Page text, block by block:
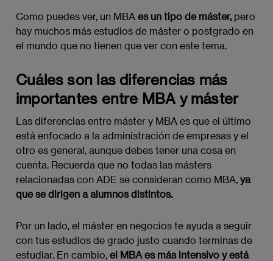
Como puedes ver, un MBA es un tipo de máster,pero
hay muchos más estudios de máster o postgrado en
el mundo que no tienen que ver con este tema.
Cuáles son las diferencias más
importantes entre MBA y máster
Las diferencias entre máster y MBA es que el último
está enfocado a la administración de empresas y el
otro es general, aunque debes tener una cosa en
cuenta. Recuerda que no todas las másters
relacionadas con ADE se consideran como MBA, ya
que se dirigen a alumnos distintos.
Por un lado, el máster en negocios te ayuda a seguir
con tus estudios de grado justo cuando terminas de
estudiar. En cambio, el MBA es más intensivo y está